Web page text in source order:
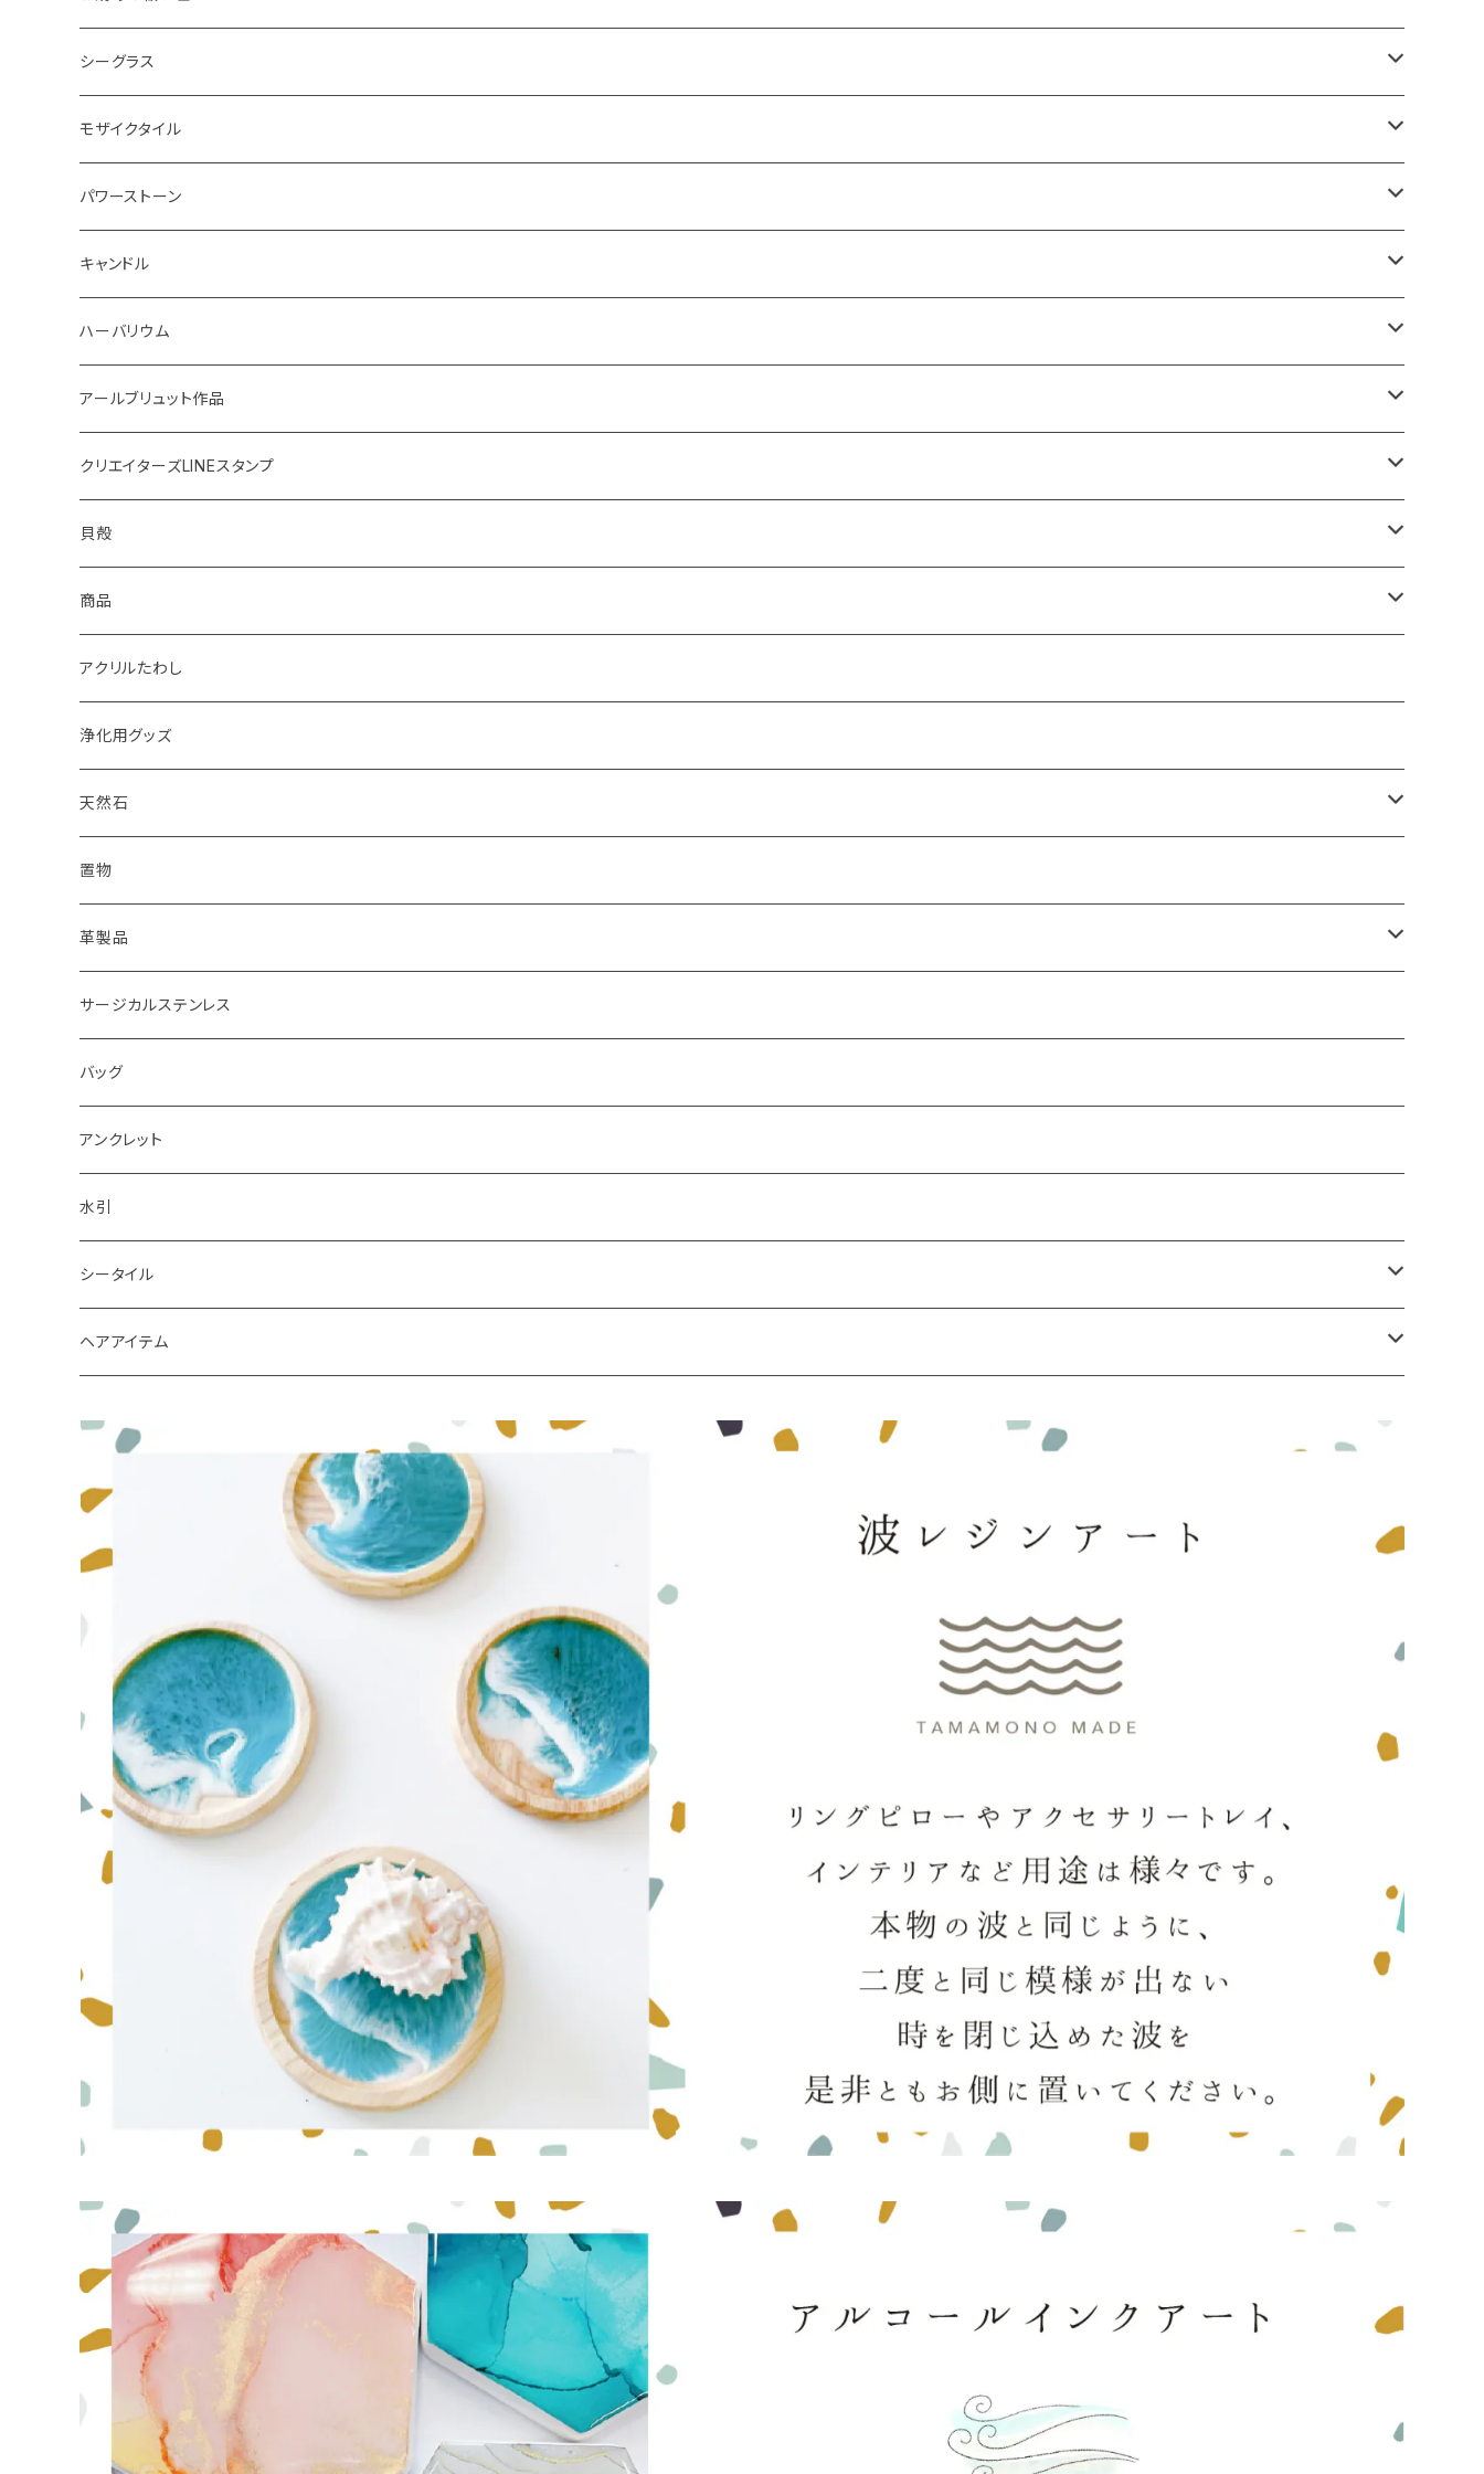
ボード
ハンギング
コースター
鍋敷き
インテリア
体験教室
ヘアゴム
キーホルダー
ボタニカルトレイ
イニシャル
20220326 天赦塩
20220610 天赦塩
20220614 満月塩
体験教室
シーグラス
ピアス
ネックレス
フォトフレーム
SONOMONO
モザイクタイル
ピアス
SONOMONO
パワーストーン
女性用(16cm)
男性用(18cm)
キャンドル
海のスケルトン
ボタニカルキャンドル
貝キャンドル
天然石キャンドル
体験教室
ハーバリウム
高さ12cm
高さ10cm
体験教室
アールブリュット作品
Masatsugu
2022
yumemiru strawberry
HIROMU
稲子
クリエイターズLINEスタンプ
Satomi
yumemiru strawberry
Masatsugu
貝殻
ピアス
商品
紅茶
アクリルたわし
浄化用グッズ
天然石
オイル
ピアス
置物
革製品
ピアス
キーホルダー
サージカルステンレス
バッグ
アンクレット
水引
シータイル
シータイルピアス
ヘアアイテム